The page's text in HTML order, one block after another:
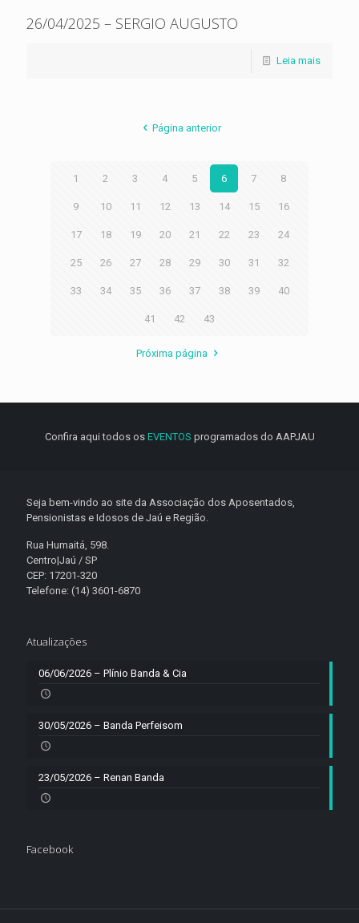
26/04/2025 – SERGIO AUGUSTO
Leia mais
Página anterior
1 2 3 4 5 6 7 8
9 10 11 12 13 14 15 16
17 18 19 20 21 22 23 24
25 26 27 28 29 30 31 32
33 34 35 36 37 38 39 40
41 42 43
Próxima página
Confira aqui todos os EVENTOS programados do AAPJAU
Seja bem-vindo ao site da Associação dos Aposentados,
Pensionistas e Idosos de Jaú e Região.
Rua Humaitá, 598.
Centro|Jaú / SP
CEP: 17201-320
Telefone: (14) 3601-6870
Atualizações
06/06/2026 – Plínio Banda & Cia
30/05/2026 – Banda Perfeisom
23/05/2026 – Renan Banda
Facebook